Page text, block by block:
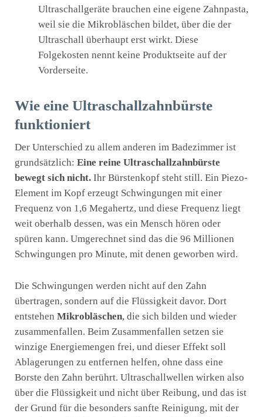
Ultraschallgeräte brauchen eine eigene Zahnpasta,
weil sie die Mikrobläschen bildet, über die der
Ultraschall überhaupt erst wirkt. Diese
Folgekosten nennt keine Produktseite auf der
Vorderseite.
Wie eine Ultraschallzahnbürste
funktioniert
Der Unterschied zu allem anderen im Badezimmer ist
grundsätzlich: Eine reine Ultraschallzahnbürste
bewegt sich nicht. Ihr Bürstenkopf steht still. Ein Piezo-
Element im Kopf erzeugt Schwingungen mit einer
Frequenz von 1,6 Megahertz, und diese Frequenz liegt
weit oberhalb dessen, was ein Mensch hören oder
spüren kann. Umgerechnet sind das die 96 Millionen
Schwingungen pro Minute, mit denen geworben wird.
Die Schwingungen werden nicht auf den Zahn
übertragen, sondern auf die Flüssigkeit davor. Dort
entstehen Mikrobläschen, die sich bilden und wieder
zusammenfallen. Beim Zusammenfallen setzen sie
winzige Energiemengen frei, und dieser Effekt soll
Ablagerungen zu entfernen helfen, ohne dass eine
Borste den Zahn berührt. Ultraschallwellen wirken also
über die Flüssigkeit und nicht über Reibung, und das ist
der Grund für die besonders sanfte Reinigung, mit der